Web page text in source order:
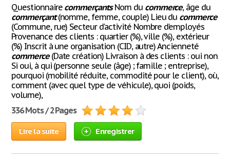
Questionnaire commerçantsNom du commerce, âge du
commerçant(nomme, femme, couple) Lieu du commerce
(Commune, rue) Secteur d’activité Nombre d’employés
Provenance des clients : quartier (%), ville (%), extérieur
(%) Inscrit à une organisation (CID, autre) Ancienneté
commerce(Date création) Livraison à des clients : oui non
Si oui, à qui (personne seule (âge) ; famille ; entreprise),
pourquoi (mobilité réduite, commodité pour le client), où,
comment (avec quel type de véhicule), quoi (poids,
volume),
336 Mots / 2 Pages
Lire la suite Enregistrer